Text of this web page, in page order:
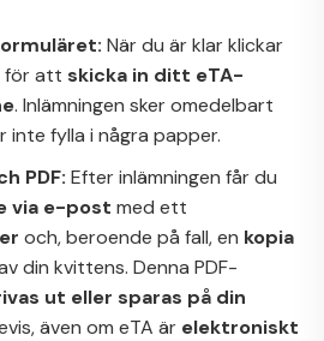
När du är klar klickar
för att skicka in ditt eTA-
. Inlämningen sker omedelbart
inte fylla i några papper.
PDF: Efter inlämningen får du
via e-post med ett
och, beroende på fall, en kopia
din kvittens. Denna PDF-
ut eller sparas på din
även om eTA är elektroniskt